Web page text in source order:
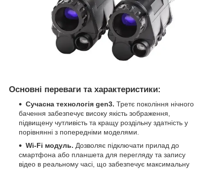
Основні переваги та характеристики:
Сучасна технологія gen3. Третє покоління нічного
бачення забезпечує високу якість зображення,
підвищену чутливість та кращу роздільну здатність у
порівнянні з попередніми моделями.
Wi-Fi модуль. Дозволяє підключати прилад до
смартфона або планшета для перегляду та запису
відео в реальному часі, що забезпечує максимальну